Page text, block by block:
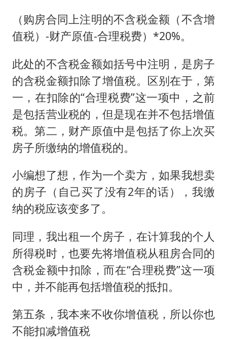
（购房合同上注明的不含税金额（不含增
值税）-财产原值-合理税费）*20%。
此处的不含税金额如括号中注明，是房子
的含税金额扣除了增值税。区别在于，第
一，在扣除的“合理税费”这一项中，之前
是包括营业税的，但是现在并不包括增值
税。第二，财产原值中是包括了你上次买
房子所缴纳的增值税的。
小编想了想，作为一个卖方，如果我想卖
的房子（自己买了没有2年的话），我缴
纳的税应该变多了。
同理，我出租一个房子，在计算我的个人
所得税时，也要先将增值税从租房合同的
含税金额中扣除，而在“合理税费”这一项
中，并不能再包括增值税的抵扣。
第五条，我本来不收你增值税，所以你也
不能扣减增值税